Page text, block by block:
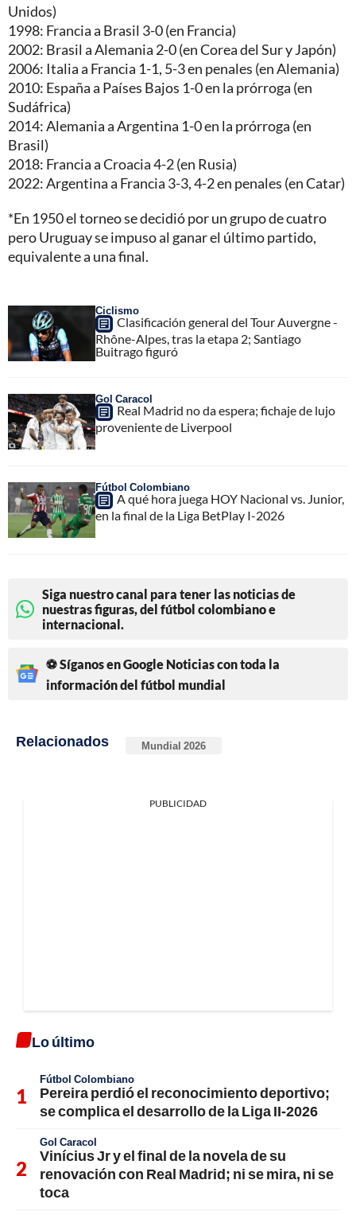
Unidos)
1998: Francia a Brasil 3-0 (en Francia)
2002: Brasil a Alemania 2-0 (en Corea del Sur y Japón)
2006: Italia a Francia 1-1, 5-3 en penales (en Alemania)
2010: España a Países Bajos 1-0 en la prórroga (en
Sudáfrica)
2014: Alemania a Argentina 1-0 en la prórroga (en
Brasil)
2018: Francia a Croacia 4-2 (en Rusia)
2022: Argentina a Francia 3-3, 4-2 en penales (en Catar)
*En 1950 el torneo se decidió por un grupo de cuatro
pero Uruguay se impuso al ganar el último partido,
equivalente a una final.
Ciclismo
Clasificación general del Tour Auvergne -
Rhône-Alpes, tras la etapa 2; Santiago
Buitrago figuró
Gol Caracol
Real Madrid no da espera; fichaje de lujo
proveniente de Liverpool
Fútbol Colombiano
A qué hora juega HOY Nacional vs. Junior,
en la final de la Liga BetPlay I-2026
Siga nuestro canal para tener las noticias de
nuestras figuras, del fútbol colombiano e
internacional.
⚽ Síganos en Google Noticias con toda la
información del fútbol mundial
Relacionados Mundial 2026
PUBLICIDAD
Lo último
Fútbol Colombiano
Pereira perdió el reconocimiento deportivo;
se complica el desarrollo de la Liga II-2026
Gol Caracol
Vinícius Jr y el final de la novela de su
renovación con Real Madrid; ni se mira, ni se
toca